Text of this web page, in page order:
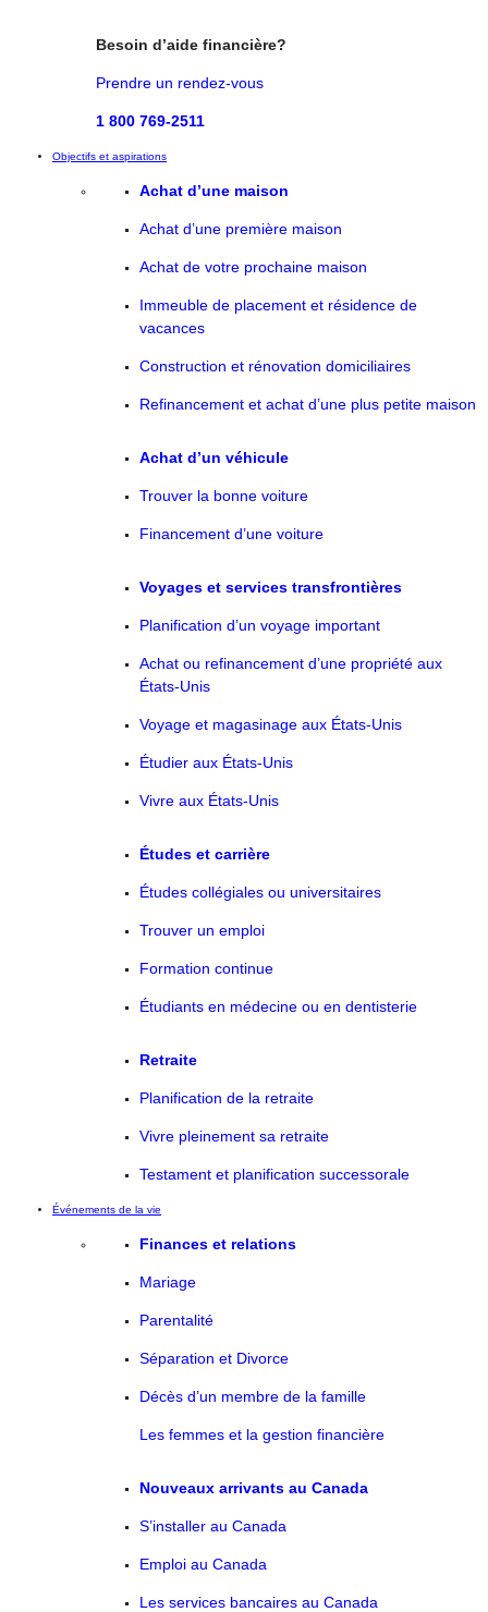
Besoin d’aide financière?
Prendre un rendez-vous
1 800 769-2511
Objectifs et aspirations
Achat d’une maison
Achat d’une première maison
Achat de votre prochaine maison
Immeuble de placement et résidence de
vacances
Construction et rénovation domiciliaires
Refinancement et achat d’une plus petite maison
Achat d’un véhicule
Trouver la bonne voiture
Financement d’une voiture
Voyages et services transfrontières
Planification d’un voyage important
Achat ou refinancement d’une propriété aux
États-Unis
Voyage et magasinage aux États-Unis
Étudier aux États-Unis
Vivre aux États-Unis
Études et carrière
Études collégiales ou universitaires
Trouver un emploi
Formation continue
Étudiants en médecine ou en dentisterie
Retraite
Planification de la retraite
Vivre pleinement sa retraite
Testament et planification successorale
Événements de la vie
Finances et relations
Mariage
Parentalité
Séparation et Divorce
Décès d’un membre de la famille
Les femmes et la gestion financière
Nouveaux arrivants au Canada
S’installer au Canada
Emploi au Canada
Les services bancaires au Canada